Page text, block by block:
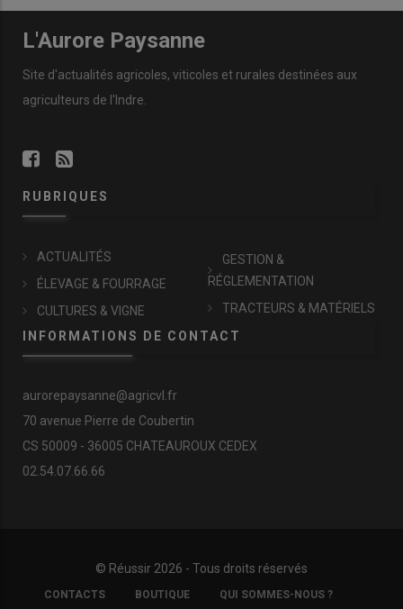
L'Aurore Paysanne
Site d'actualités agricoles, viticoles et rurales destinées aux
agriculteurs de l'Indre.
RUBRIQUES
ACTUALITÉS
ÉLEVAGE & FOURRAGE
CULTURES & VIGNE
GESTION &
RÉGLEMENTATION
TRACTEURS & MATÉRIELS
INFORMATIONS DE CONTACT
aurorepaysanne@agricvl.fr
70 avenue Pierre de Coubertin
CS 50009 - 36005 CHATEAUROUX CEDEX
02.54.07.66.66
© Réussir 2026 - Tous droits réservés
FOOTER
COPYRIGHT
CONTACTS BOUTIQUE QUI SOMMES-NOUS ?